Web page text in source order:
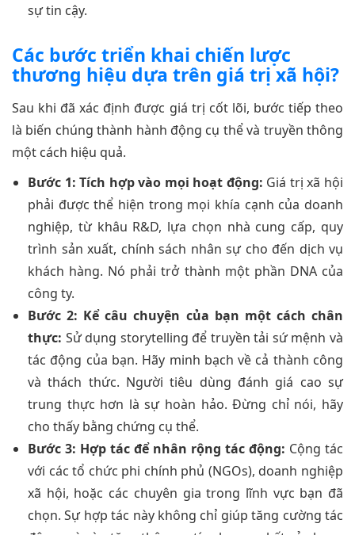
sự tin cậy.
Các bước triển khai chiến lược
thương hiệu dựa trên giá trị xã hội?
Sau khi đã xác định được giá trị cốt lõi, bước tiếp theo
là biến chúng thành hành động cụ thể và truyền thông
một cách hiệu quả.
Bước 1: Tích hợp vào mọi hoạt động: Giá trị xã hội
phải được thể hiện trong mọi khía cạnh của doanh
nghiệp, từ khâu R&D, lựa chọn nhà cung cấp, quy
trình sản xuất, chính sách nhân sự cho đến dịch vụ
khách hàng. Nó phải trở thành một phần DNA của
công ty.
Bước 2: Kể câu chuyện của bạn một cách chân
thực: Sử dụng storytelling để truyền tải sứ mệnh và
tác động của bạn. Hãy minh bạch về cả thành công
và thách thức. Người tiêu dùng đánh giá cao sự
trung thực hơn là sự hoàn hảo. Đừng chỉ nói, hãy
cho thấy bằng chứng cụ thể.
Bước 3: Hợp tác để nhân rộng tác động: Cộng tác
với các tổ chức phi chính phủ (NGOs), doanh nghiệp
xã hội, hoặc các chuyên gia trong lĩnh vực bạn đã
chọn. Sự hợp tác này không chỉ giúp tăng cường tác